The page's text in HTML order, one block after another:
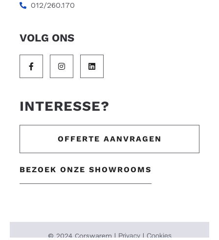
012/260.170
VOLG ONS
INTERESSE?
OFFERTE AANVRAGEN
BEZOEK ONZE SHOWROOMS
© 2024 Corswarem | Privacy| Cookies